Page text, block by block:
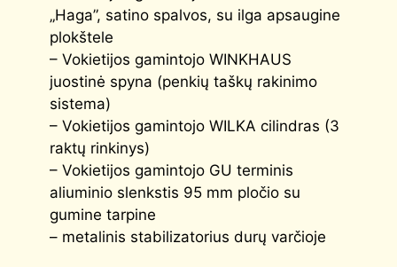
„Haga”, satino spalvos, su ilga apsaugine
plokštele
– Vokietijos gamintojo WINKHAUS
juostinė spyna (penkių taškų rakinimo
sistema)
– Vokietijos gamintojo WILKA cilindras (3
raktų rinkinys)
– Vokietijos gamintojo GU terminis
aliuminio slenkstis 95 mm pločio su
gumine tarpine
– metalinis stabilizatorius durų varčioje